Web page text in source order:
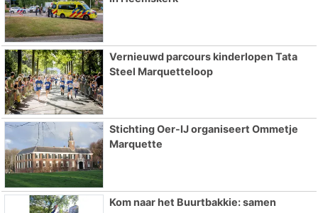
Vernieuwd parcours kinderlopen Tata
Steel Marquetteloop
Stichting Oer-IJ organiseert Ommetje
Marquette
Kom naar het Buurtbakkie: samen